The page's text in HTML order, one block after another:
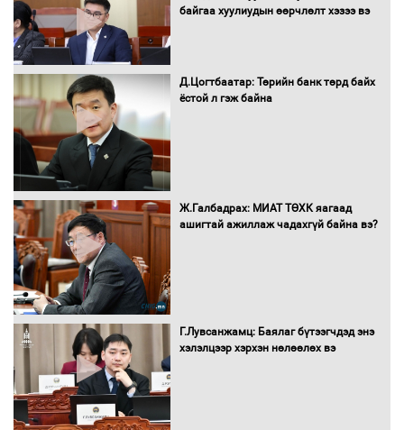
Засгийн газрын ээлжит хуралдаан
Автомашинд улсын дугаарын тэгш,
сондгойгоор шатахуун олгоно
татвар ногдуулахгүй байх эрх зүйн
орчныг бүрдүүллээ
байгаа хуулиудын өөрчлөлт хэзээ вэ
Д.Цогтбаатар: Төрийн банк төрд байх
ёстой л гэж байна
Ж.Галбадрах: МИАТ ТӨХК яагаад
ашигтай ажиллаж чадахгүй байна вэ?
Г.Лувсанжамц: Баялаг бүтээгчдэд энэ
хэлэлцээр хэрхэн нөлөөлөх вэ